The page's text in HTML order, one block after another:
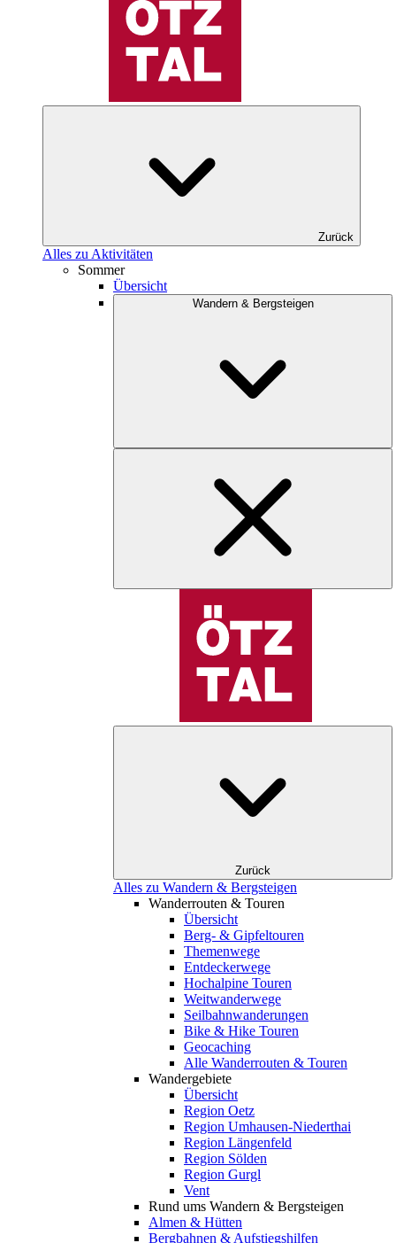
Zurück
Alles zu Aktivitäten
Sommer
Übersicht
Wandern & Bergsteigen
Zurück
Alles zu Wandern & Bergsteigen
Wanderrouten & Touren
Übersicht
Berg- & Gipfeltouren
Themenwege
Entdeckerwege
Hochalpine Touren
Weitwanderwege
Seilbahnwanderungen
Bike & Hike Touren
Geocaching
Alle Wanderrouten & Touren
Wandergebiete
Übersicht
Region Oetz
Region Umhausen-Niederthai
Region Längenfeld
Region Sölden
Region Gurgl
Vent
Rund ums Wandern & Bergsteigen
Almen & Hütten
Bergbahnen & Aufstiegshilfen